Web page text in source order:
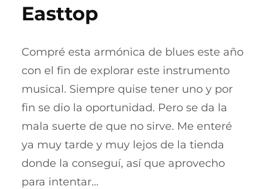
Easttop
Compré esta armónica de blues este año
con el fin de explorar este instrumento
musical. Siempre quise tener uno y por
fin se dio la oportunidad. Pero se da la
mala suerte de que no sirve. Me enteré
ya muy tarde y muy lejos de la tienda
donde la conseguí, así que aprovecho
para intentar…